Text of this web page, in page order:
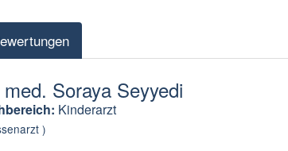
med. Soraya Seyyedi
Kinderarzt
)